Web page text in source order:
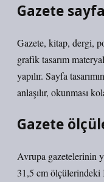
Gazete
Gazete, kitap, dergi,
grafik tasarım
yapılır. Sayfa
anlaşılır, okunması
Gazete
Avrupa gazetelerinin
31,5 cm ölçülerindeki